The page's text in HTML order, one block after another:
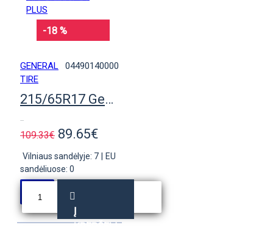
-18 %
GENERAL
TIRE
04490140000
215/65R17 General Tire Grabber GT PLUS
..
109.33€ 89.65€
Vilniaus sandėlyje: 7
EU
sandėliuose: 0
Į
KREPŠELĮ